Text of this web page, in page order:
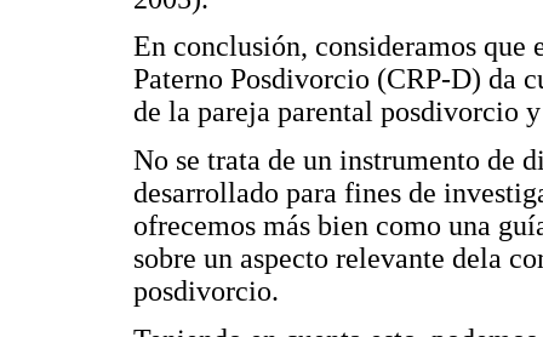
En conclusión, consideramos que
Paterno Posdivorcio (CRP-D) da
de la pareja parental posdivorcio
No se trata de un instrumento de
desarrollado para fines de
ofrecemos más bien como una
sobre un aspecto relevante dela
posdivorcio.